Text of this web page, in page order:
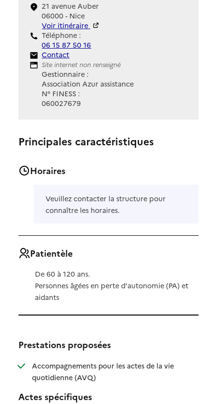
21 avenue Auber
06000 - Nice
Voir itinéraire
Téléphone :
06 15 87 50 16
Contact
Contact
Site Internet
Site internet non renseigné
Gestionnaire :
Association Azur assistance
N° FINESS :
060027679
Principales caractéristiques
Horaires
Veuillez contacter la structure pour
connaître les horaires.
Patientèle
De 60 à 120 ans.
Personnes âgées en perte d'autonomie (PA) et
aidants
Prestations proposées
Accompagnements pour les actes de la vie
quotidienne (AVQ): disponible
: non disponible
Actes spécifiques